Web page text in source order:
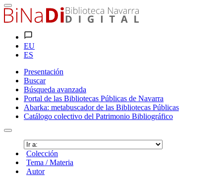
EU
ES
Presentación
Buscar
Búsqueda avanzada
Portal de las Bibliotecas Públicas de Navarra
Abarka: metabuscador de las Bibliotecas Públicas
Catálogo colectivo del Patrimonio Bibliográfico
Colección
Tema / Materia
Autor